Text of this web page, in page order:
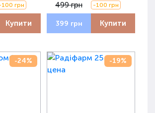
100 грн
Купити
499 грн -100 грн
399 грн Купити
-24% -19%